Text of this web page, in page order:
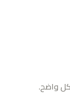
واضح.